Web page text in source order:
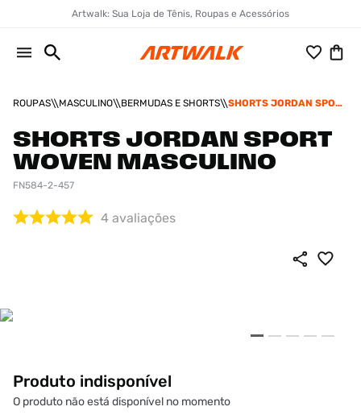
Artwalk: Sua Loja de Tênis, Roupas e Acessórios
ROUPAS MASCULINO BERMUDAS E SHORTS
SHORTS JORDAN SPORT
SHORTS JORDAN SPORT
WOVEN MASCULINO
FN584-2-457
4 avaliações
Produto indisponível
O produto não está disponível no momento